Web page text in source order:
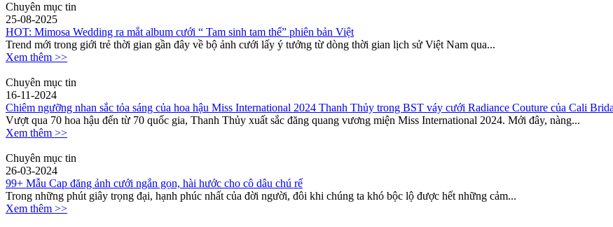
Chuyên mục tin
25-08-2025
HOT: Mimosa Wedding ra mắt album cưới “ Tam sinh tam thế” phiên bản Việt
Trend mới trong giới trẻ thời gian gần đây về bộ ảnh cưới lấy ý tưởng từ dòng thời gian lịch sử Việt Nam qua...
Xem thêm >>
Chuyên mục tin
16-11-2024
Chiêm ngưỡng nhan sắc tỏa sáng của hoa hậu Miss International 2024 Thanh Thủy trong BST váy cưới Radiance Couture của Cali
Vượt qua 70 hoa hậu đến từ 70 quốc gia, Thanh Thủy xuất sắc đăng quang vương miện Miss International 2024. Mới đây, nàng...
Xem thêm >>
Chuyên mục tin
26-03-2024
99+ Mẫu Cap đăng ảnh cưới ngắn gọn, hài hước cho cô dâu chú rể
Trong những phút giây trọng đại, hạnh phúc nhất của đời người, đôi khi chúng ta khó bộc lộ được hết những cảm...
Xem thêm >>